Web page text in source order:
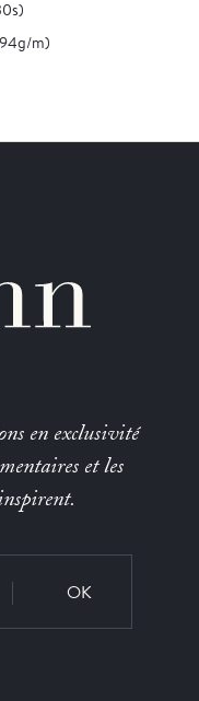
m)
en exclusivité
et les
OK